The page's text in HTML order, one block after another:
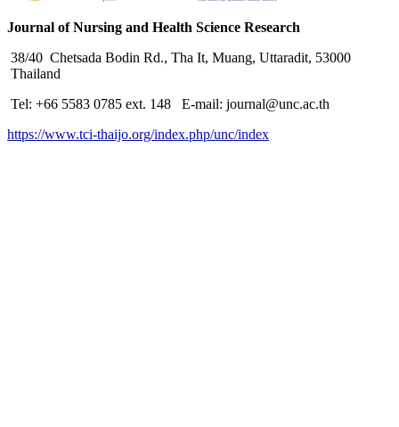
Journal of Nursing and Health Science Research
38/40 Chetsada Bodin Rd., Tha It, Muang, Uttaradit, 53000
Thailand
Tel: +66 5583 0785 ext. 148 E-mail: journal@unc.ac.th
https://www.tci-thaijo.org/index.php/unc/index